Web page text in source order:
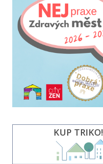
KUP TRIKO!